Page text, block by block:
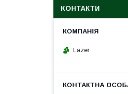
КОНТАКТИ
Lazer